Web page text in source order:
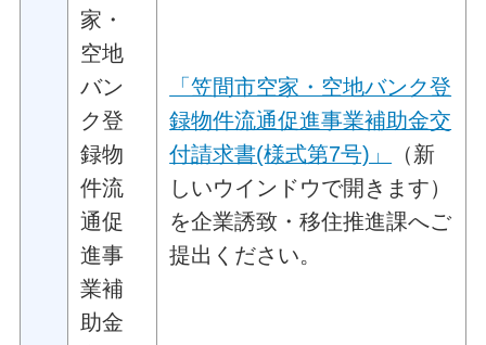
家・
空地
バン
ク登
録物
件流
通促
進事
業補
助金
「笠間市空家・空地バンク登
録物件流通促進事業補助金交
付請求書(様式第7号)」
（新
しいウインドウで開きます）
を企業誘致・移住推進課へご
提出ください。